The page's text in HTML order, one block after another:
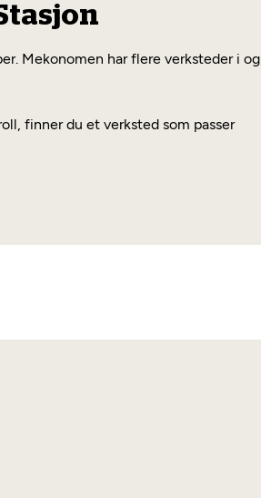
Mekonomen har flere verksteder i og
finner du et verksted som passer